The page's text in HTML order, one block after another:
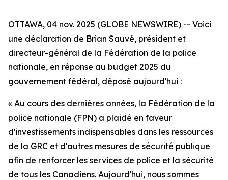
OTTAWA, 04 nov. 2025 (GLOBE NEWSWIRE) -- Voici
une déclaration de Brian Sauvé, président et
directeur-général de la Fédération de la police
nationale, en réponse au budget 2025 du
gouvernement fédéral, déposé aujourd'hui :
« Au cours des dernières années, la Fédération de la
police nationale (FPN) a plaidé en faveur
d'investissements indispensables dans les ressources
de la GRC et d'autres mesures de sécurité publique
afin de renforcer les services de police et la sécurité
de tous les Canadiens. Aujourd'hui, nous sommes